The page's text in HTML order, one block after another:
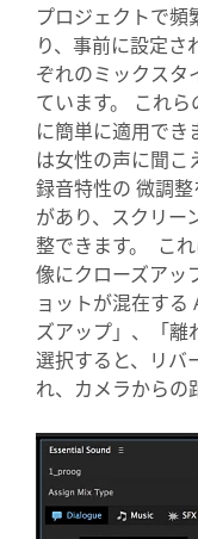
プロジェクトで頻
り、事前に設定
ぞれのミックスタ
ています。 これ
に簡単に適用でき
は女性の声に聞こ
録音特性の 微調
があり、スクリー
整できます。 こ
像にクローズアッ
ョットが混在す
ズアップ」、「離
選択すると、リバ
れ、カメラからの